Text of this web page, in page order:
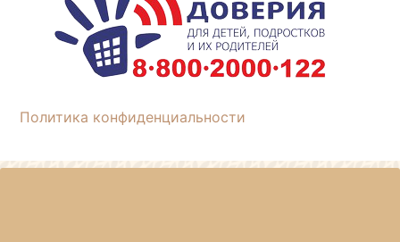
Политика конфиденциальности